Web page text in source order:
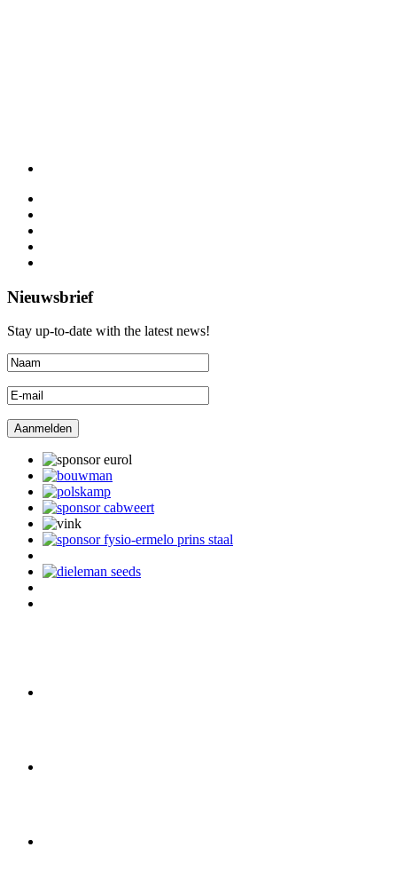
Nieuwsbrief
Stay up-to-date with the latest news!